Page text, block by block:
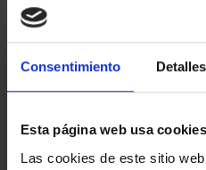
Consentimiento Detalles
Esta página web usa cookies
Las cookies de este sitio